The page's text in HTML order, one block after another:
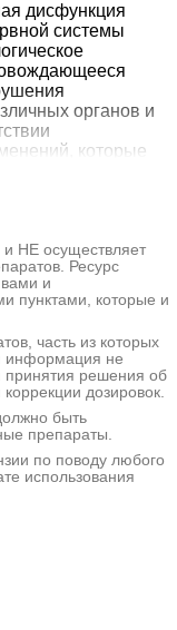
..показать
от
..показать
15150₽
дисфункция
системы
органов и
которые
боли в области
тахикардия,
кашель,
диспепсия,
и
Диагноз
исключения
Лечение -
мероприятия,
и психотерапия.
и НЕ осуществляет
Ресурс
и
пунктами, которые и
часть из которых
информация не
принятия решения об
дозировок.
быть
препараты.
по поводу любого
использования